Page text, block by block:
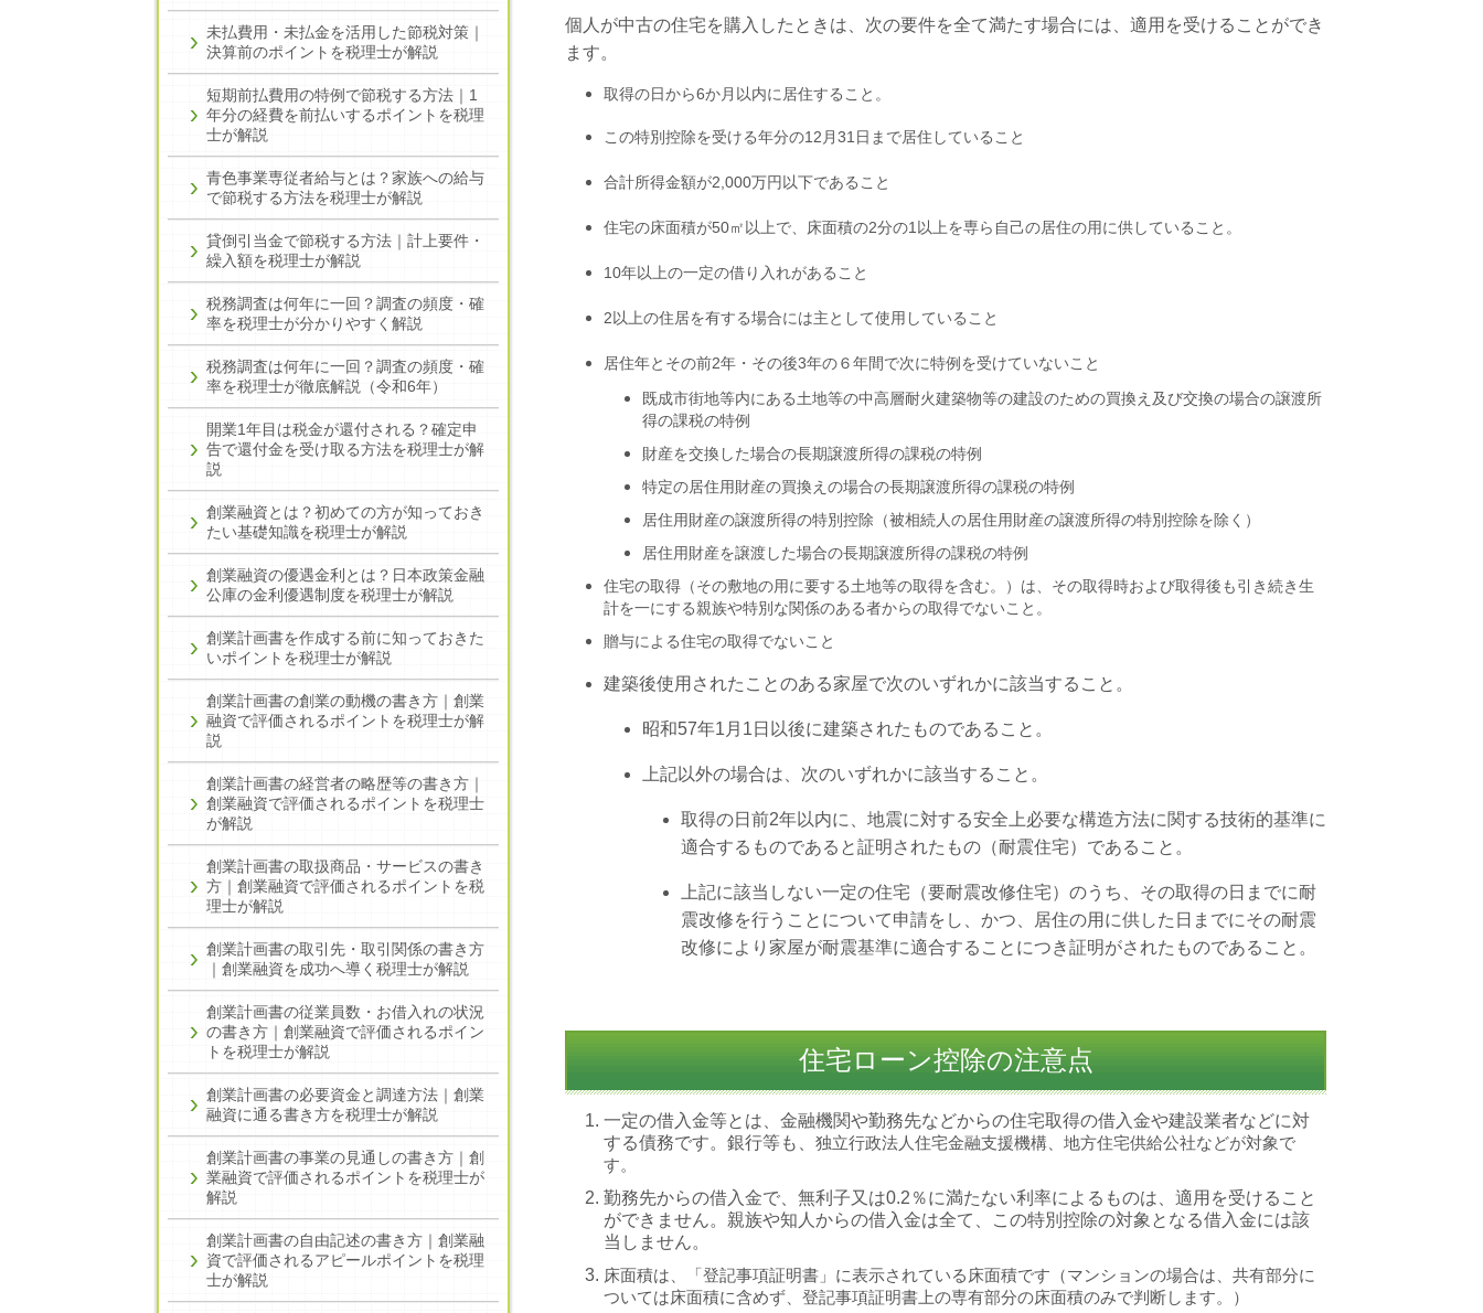
個人が中古の住宅を購入したときは、次の要件を全て満たす場合には、適用を受けることができ
ます。
取得の日から6か月以内に居住すること。
この特別控除を受ける年分の12月31日まで居住していること
合計所得金額が2,000万円以下であること
住宅の床面積が50㎡以上で、 床面積の2分の1以上を専ら自己の居住の用に供していること。
10年以上の一定の借り入れがあること
2以上の住居を有する場合には主として使用していること
居住年とその前2年・その後3年の６年間で次に特例を受けていないこと
既成市街地等内にある土地等の中高層耐火建築物等の建設のための買換え及び交換の場合の譲渡所
得の課税の特例
財産を交換した場合の長期譲渡所得の課税の特例
特定の居住用財産の買換えの場合の長期譲渡所得の課税の特例
居住用財産の譲渡所得の特別控除（被相続人の居住用財産の譲渡所得の特別控除を除く）
居住用財産を譲渡した場合の長期譲渡所得の課税の特例
住宅の取得（その敷地の用に要する土地等の取得を含む。）は、その取得時および取得後も引き続き生
計を一にする親族や特別な関係のある者からの取得でないこと。
贈与による住宅の取得でないこと
建築後使用されたことのある家屋で次のいずれかに該当すること。
昭和57年1月1日以後に建築されたものであること。
上記以外の場合は、次のいずれかに該当すること。
取得の日前2年以内に、地震に対する安全上必要な構造方法に関する技術的基準に
適合するものであると証明されたもの（耐震住宅）であること。
上記に該当しない一定の住宅（要耐震改修住宅）のうち、その取得の日までに耐
震改修を行うことについて申請をし、かつ、居住の用に供した日までにその耐震
改修により家屋が耐震基準に適合することにつき証明がされたものであること。
住宅ローン控除の注意点
一定の借入金等とは、金融機関や勤務先などからの住宅取得の借入金や建設業者などに対
する債務です。銀行等も、 独立行政法人住宅金融支援機構、 地方住宅供給公社などが対象で
す。
勤務先からの借入金で、無利子又は0.2％に満たない利率によるものは、適用を受けること
ができません。親族や知人からの借入金は全て、この特別控除の対象となる借入金には該
当しません。
床面積は、「登記事項証明書」に表示されている床面積です （マンションの場合は、共有部分に
ついては床面積に含めず、登記事項証明書上の専有部分の床面積のみで判断します。
）
未払費用・未払金を活用した節税対策｜
決算前のポイントを税理士が解説
短期前払費用の特例で節税する方法｜1
年分の経費を前払いするポイントを税理
士が解説
青色事業専従者給与とは？家族への給与
で節税する方法を税理士が解説
貸倒引当金で節税する方法｜計上要件・
繰入額を税理士が解説
税務調査は何年に一回？調査の頻度・確
率を税理士が分かりやすく解説
税務調査は何年に一回？調査の頻度・確
率を税理士が徹底解説（令和6年）
開業1年目は税金が還付される？確定申
告で還付金を受け取る方法を税理士が解
説
創業融資とは？初めての方が知っておき
たい基礎知識を税理士が解説
創業融資の優遇金利とは？日本政策金融
公庫の金利優遇制度を税理士が解説
創業計画書を作成する前に知っておきた
いポイントを税理士が解説
創業計画書の創業の動機の書き方｜創業
融資で評価されるポイントを税理士が解
説
創業計画書の経営者の略歴等の書き方｜
創業融資で評価されるポイントを税理士
が解説
創業計画書の取扱商品・サービスの書き
方｜創業融資で評価されるポイントを税
理士が解説
創業計画書の取引先・取引関係の書き方
｜創業融資を成功へ導く税理士が解説
創業計画書の従業員数・お借入れの状況
の書き方｜創業融資で評価されるポイン
トを税理士が解説
創業計画書の必要資金と調達方法｜創業
融資に通る書き方を税理士が解説
創業計画書の事業の見通しの書き方｜創
業融資で評価されるポイントを税理士が
解説
創業計画書の自由記述の書き方｜創業融
資で評価されるアピールポイントを税理
士が解説